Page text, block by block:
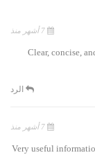
Clear, concise,
الرد
Very useful